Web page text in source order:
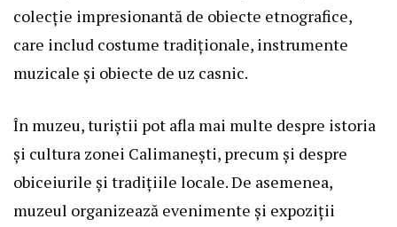
colecție impresionantă de obiecte etnografice,
care includ costume tradiționale, instrumente
muzicale și obiecte de uz casnic.
În muzeu, turiștii pot afla mai multe despre istoria
și cultura zonei Calimanești, precum și despre
obiceiurile și tradițiile locale. De asemenea,
muzeul organizează evenimente și expoziții